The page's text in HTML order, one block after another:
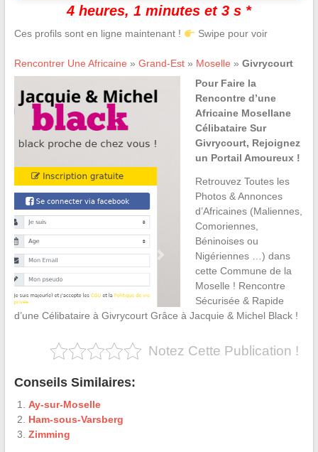
4 heures, 1 minutes et 3 s *
Ces profils sont en ligne maintenant ! Swipe pour voir
Rencontrer Une Africaine » Grand-Est» Moselle » Givrycourt
Pour Faire la
Rencontre d’une
Africaine Mosellane
Célibataire Sur
Givrycourt, Rejoignez
un Portail Amoureux !
Retrouvez Toutes les
Photos & Annonces
d’Africaines (Maliennes,
Comoriennes,
Béninoises ou
Nigériennes …) dans
cette Commune de la
Moselle ! Rencontre
Sécurisée & Rapide
d’une Célibataire à Givrycourt Grâce à Jacquie & Michel Black !
Notez Cette Publication !
Conseils Similaires:
Ay-sur-Moselle
Ham-sous-Varsberg
Zimming